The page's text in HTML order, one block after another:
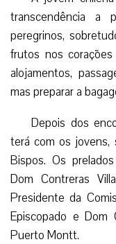
transcendência a
peregrinos,
frutos nos corações
alojamentos,
mas preparar a
Depois dos
terá com os jovens,
Bispos. Os
Dom Contreras
Presidente da
Episcopado e Dom
Puerto Montt.